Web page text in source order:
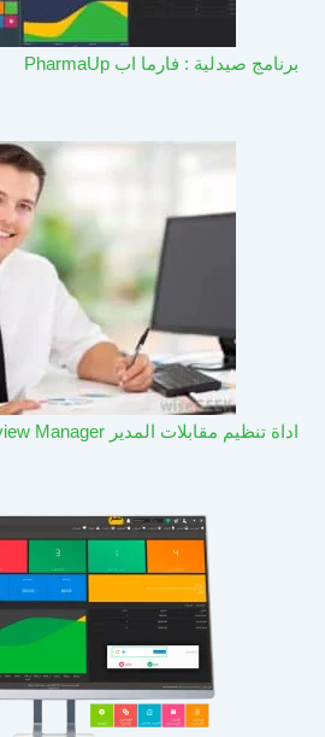
برنامج صيدلية : فارما اب PharmaUp​
اداة تنظيم مقابلات المدير Interview Manager